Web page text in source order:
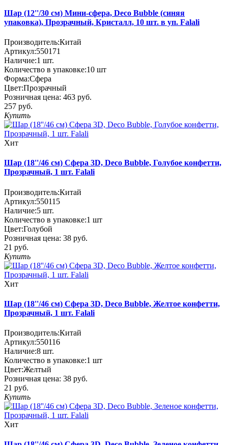
Шар (12''/30 см) Мини-сфера, Deco Bubble (синяя
упаковка), Прозрачный, Кристалл, 10 шт. в уп. Falali
Производитель:Китай
Артикул:550171
Наличие:1 шт.
Количество в упаковке:10 шт
Форма:Сфера
Цвет:Прозрачный
Розничная цена: 463 руб.
257 руб.
Купить
Хит
Шар (18''/46 см) Сфера 3D, Deco Bubble, Голубое конфетти,
Прозрачный, 1 шт. Falali
Производитель:Китай
Артикул:550115
Наличие:5 шт.
Количество в упаковке:1 шт
Цвет:Голубой
Розничная цена: 38 руб.
21 руб.
Купить
Хит
Шар (18''/46 см) Сфера 3D, Deco Bubble, Желтое конфетти,
Прозрачный, 1 шт. Falali
Производитель:Китай
Артикул:550116
Наличие:8 шт.
Количество в упаковке:1 шт
Цвет:Желтый
Розничная цена: 38 руб.
21 руб.
Купить
Хит